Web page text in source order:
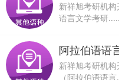
新祥旭考研机
语言文学考研
阿拉伯语语
新祥旭考研机
（阿拉伯语语